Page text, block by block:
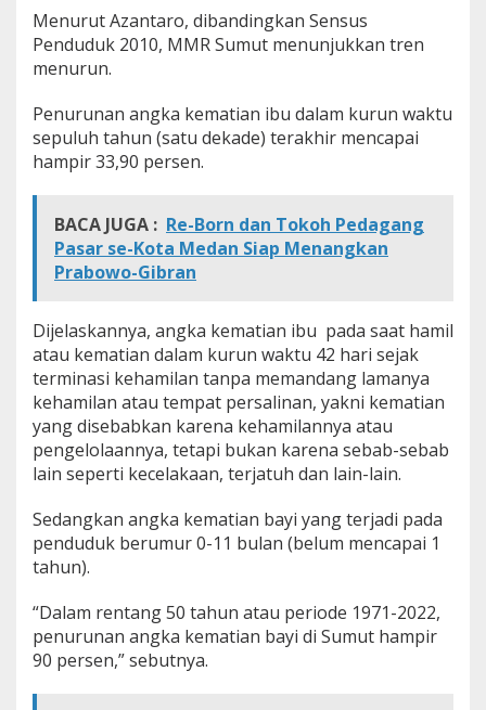
a
n
y
i
M
e
u
n
Menurut Azantaro, dibandingkan Sensus
Penduduk 2010, MMR Sumut menunjukkan tren
menurun.
Penurunan angka kematian ibu dalam kurun waktu
sepuluh tahun (satu dekade) terakhir mencapai
hampir 33,90 persen.
BACA JUGA : Re-Born dan Tokoh Pedagang
Pasar se-Kota Medan Siap Menangkan
Prabowo-Gibran
Dijelaskannya, angka kematian ibu pada saat hamil
atau kematian dalam kurun waktu 42 hari sejak
terminasi kehamilan tanpa memandang lamanya
kehamilan atau tempat persalinan, yakni kematian
yang disebabkan karena kehamilannya atau
pengelolaannya, tetapi bukan karena sebab-sebab
lain seperti kecelakaan, terjatuh dan lain-lain.
Sedangkan angka kematian bayi yang terjadi pada
penduduk berumur 0-11 bulan (belum mencapai 1
tahun).
“Dalam rentang 50 tahun atau periode 1971-2022,
penurunan angka kematian bayi di Sumut hampir
90 persen,” sebutnya.